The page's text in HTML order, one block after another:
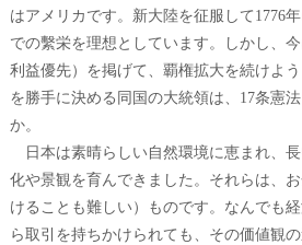
はアメリカです。新大陸を征服して1776
での繫栄を理想としています。しかし、
利益優先）を掲げて、覇権拡大を続けよ
を勝手に決める同国の大統領は、17条憲
か。
日本は素晴らしい自然環境に恵まれ、
化や景観を育んできました。それらは、
けることも難しい）ものです。なんでも
ら取引を持ちかけられても、その価値観